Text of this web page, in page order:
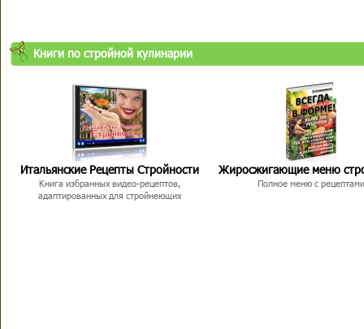
Книги по стройной кулинарии
Итальянские Рецепты Стройности
Книга избранных видео-рецептов,
адаптированных для стройнеющих
Жиросжигающие меню
Полное меню с рецептами